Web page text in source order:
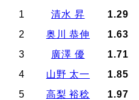
1
清水 昇
1.29
2
奥川 恭伸
1.63
3
廣澤 優
1.71
4
山野 太一
1.85
5
高梨 裕稔
1.97